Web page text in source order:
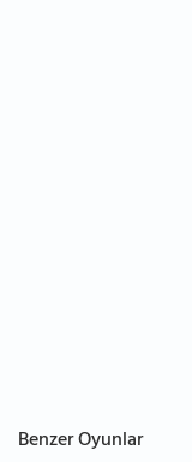
Benzer Oyunlar